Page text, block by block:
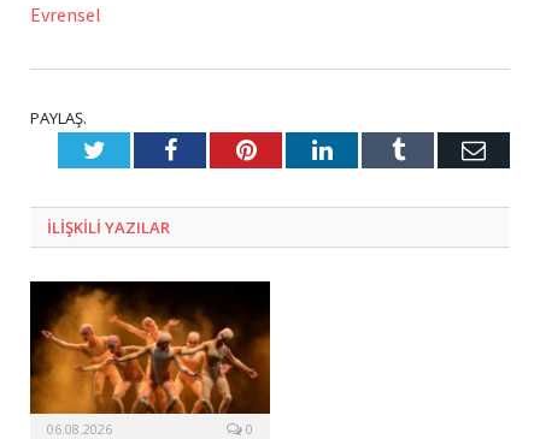
Evrensel
PAYLAŞ.
TwitterFacebookPinterestLinkedInTumblr E-
ILIŞKILI YAZILAR
06.08.2026 0